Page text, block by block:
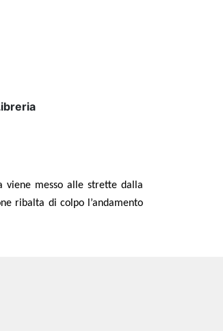
viene messo alle strette dalla
ribalta di colpo l ’andamento